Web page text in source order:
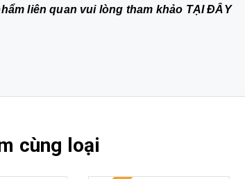
liên quan vui lòng tham khảo TẠI ĐÂY
cùng loại